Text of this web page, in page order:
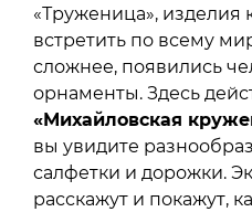
«Труженица», изделия
встретить по всему
сложнее, появились
орнаменты. Здесь
«Михайловская
вы увидите
салфетки и дорожки.
расскажут и покажут,